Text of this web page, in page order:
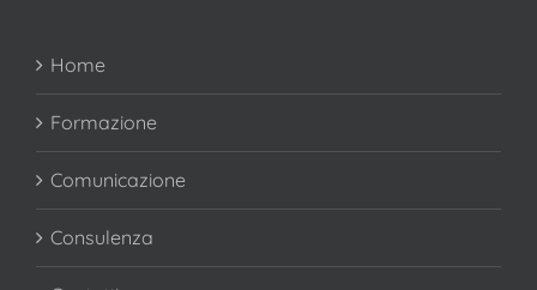
Home
Formazione
Comunicazione
Consulenza